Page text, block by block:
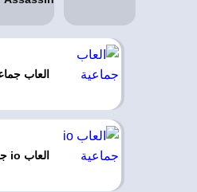
العاب
العاب io جماعية